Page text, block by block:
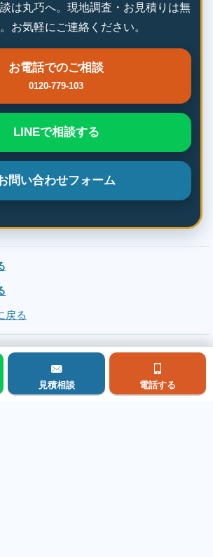
は丸巧へ。現地調査・お見積りは無
お気軽にご連絡ください。
お電話でのご相談
0120-779-103
LINEで相談する
問い合わせフォーム
戻る
見積相談 電話する